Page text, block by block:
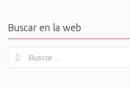
Buscar en la web
for:
Buscar